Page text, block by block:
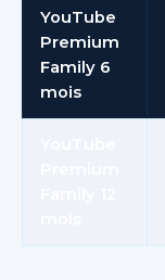
YouTube
Premium
Family 6
mois